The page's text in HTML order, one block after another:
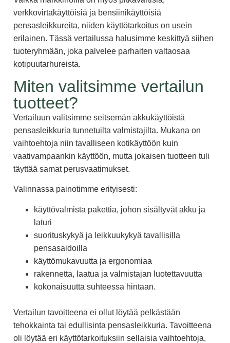
verkkovirtakäyttöisiä ja bensiinikäyttöisiä
pensasleikkureita, niiden käyttötarkoitus on usein
erilainen. Tässä vertailussa halusimme keskittyä siihen
tuoteryhmään, joka palvelee parhaiten valtaosaa
kotipuutarhureista.
Miten valitsimme vertailun
tuotteet?
Vertailuun valitsimme seitsemän akkukäyttöistä
pensasleikkuria tunnetuilta valmistajilta. Mukana on
vaihtoehtoja niin tavalliseen kotikäyttöön kuin
vaativampaankin käyttöön, mutta jokaisen tuotteen tuli
täyttää samat perusvaatimukset.
Valinnassa painotimme erityisesti:
käyttövalmista pakettia, johon sisältyvät akku ja
laturi
suorituskykyä ja leikkuukykyä tavallisilla
pensasaidoilla
käyttömukavuutta ja ergonomiaa
rakennetta, laatua ja valmistajan luotettavuutta
kokonaisuutta suhteessa hintaan.
Vertailun tavoitteena ei ollut löytää pelkästään
tehokkainta tai edullisinta pensasleikkuria. Tavoitteena
oli löytää eri käyttötarkoituksiin sellaisia vaihtoehtoja,